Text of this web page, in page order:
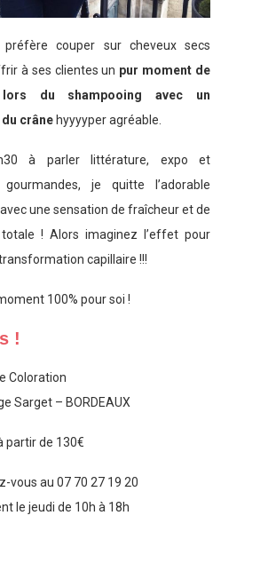
préfère couper sur cheveux secs
à ses clientes un pur moment de
lors du shampooing avec un
crâne hyyyyper agréable.
à parler littérature, expo et
gourmandes, je quitte l’adorable
une sensation de fraîcheur et de
totale ! Alors imaginez l’effet pour
capillaire !!!
100% pour soi !
!
Coloration
Sarget – BORDEAUX
partir de 130€
vous au 07 70 27 19 20
le jeudi de 10h à 18h